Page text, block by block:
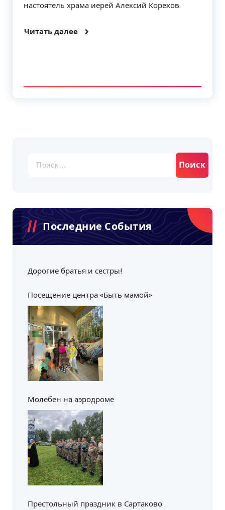
настоятель храма иерей Алексий Корехов.
Читать далее
Последние События
Дорогие братья и сестры!
Посещение центра «Быть мамой»
Молебен на аэродроме
Престольный праздник в Сартаково